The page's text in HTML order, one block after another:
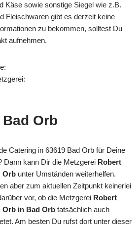
Käse sowie sonstige Siegel wie z.B.
Fleischwaren gibt es derzeit keine
zu bekommen, solltest Du
aufnehmen.
Orb
Catering in 63619 Bad Orb für Deine
Dann kann Dir die Metzgerei Robert
Orb unter Umständen weiterhelfen.
aber zum aktuellen Zeitpunkt keinerlei
vor, ob die Metzgerei Robert
Orb in Bad Orb tatsächlich auch
Am besten Du rufst dort unter dieser